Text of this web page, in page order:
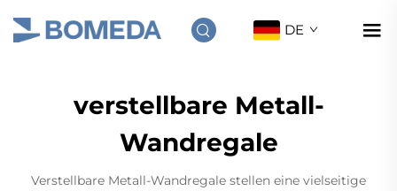
DE
verstellbare Metall-
Wandregale
Verstellbare Metall-Wandregale stellen eine vielseitige